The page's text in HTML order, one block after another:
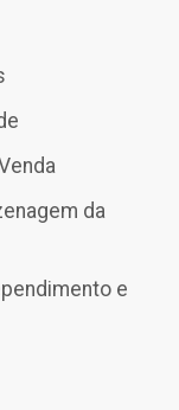
da
e